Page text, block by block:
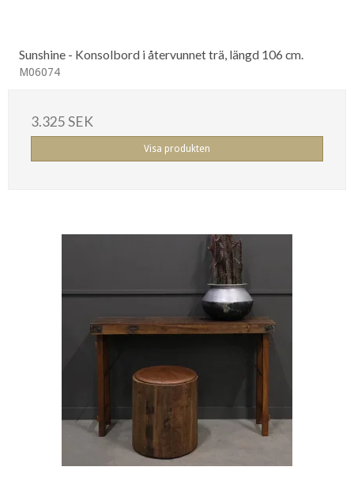
Sunshine - Konsolbord i återvunnet trä, längd 106 cm.
M06074
3.325 SEK
Visa produkten